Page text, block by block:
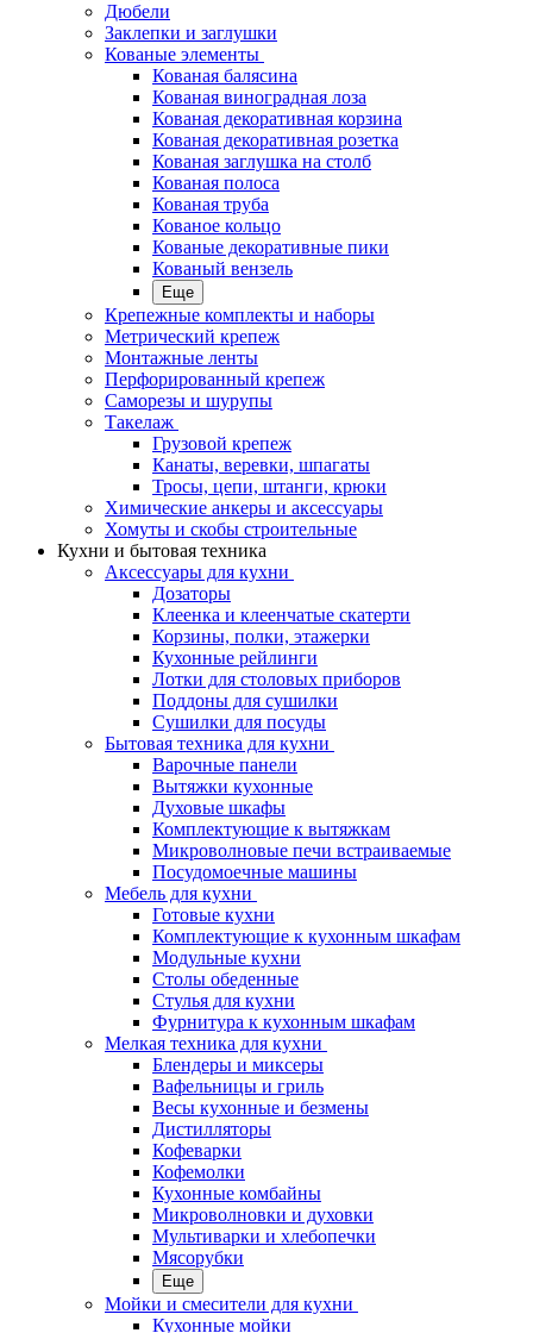
Дюбели
Заклепки и заглушки
Кованые элементы
Кованая балясина
Кованая виноградная лоза
Кованая декоративная корзина
Кованая декоративная розетка
Кованая заглушка на столб
Кованая полоса
Кованая труба
Кованое кольцо
Кованые декоративные пики
Кованый вензель
Еще
Крепежные комплекты и наборы
Метрический крепеж
Монтажные ленты
Перфорированный крепеж
Саморезы и шурупы
Такелаж
Грузовой крепеж
Канаты, веревки, шпагаты
Тросы, цепи, штанги, крюки
Химические анкеры и аксессуары
Хомуты и скобы строительные
Кухни и бытовая техника
Аксессуары для кухни
Дозаторы
Клеенка и клеенчатые скатерти
Корзины, полки, этажерки
Кухонные рейлинги
Лотки для столовых приборов
Поддоны для сушилки
Сушилки для посуды
Бытовая техника для кухни
Варочные панели
Вытяжки кухонные
Духовые шкафы
Комплектующие к вытяжкам
Микроволновые печи встраиваемые
Посудомоечные машины
Мебель для кухни
Готовые кухни
Комплектующие к кухонным шкафам
Модульные кухни
Столы обеденные
Стулья для кухни
Фурнитура к кухонным шкафам
Мелкая техника для кухни
Блендеры и миксеры
Вафельницы и гриль
Весы кухонные и безмены
Дистилляторы
Кофеварки
Кофемолки
Кухонные комбайны
Микроволновки и духовки
Мультиварки и хлебопечки
Мясорубки
Еще
Мойки и смесители для кухни
Кухонные мойки